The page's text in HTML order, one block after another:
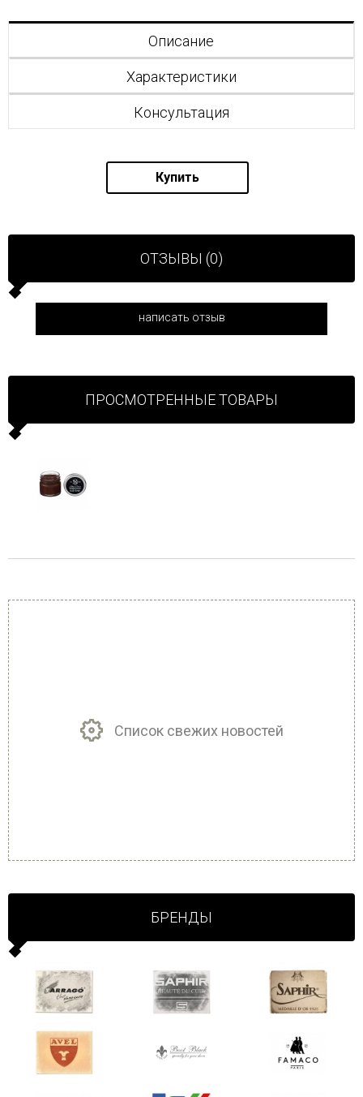
Описание
Характеристики
Консультация
Купить
ОТЗЫВЫ (0)
написать отзыв
ПРОСМОТРЕННЫЕ ТОВАРЫ
Список свежих новостей
БРЕНДЫ